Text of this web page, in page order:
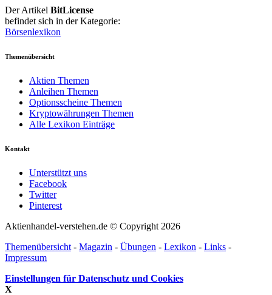
Der Artikel BitLicense
befindet sich in der Kategorie:
Börsenlexikon
Themenübersicht
Aktien Themen
Anleihen Themen
Optionsscheine Themen
Kryptowährungen Themen
Alle Lexikon Einträge
Kontakt
Unterstützt uns
Facebook
Twitter
Pinterest
Aktienhandel-verstehen.de © Copyright 2026
Themenübersicht - Magazin - Übungen - Lexikon - Links -
Impressum
Einstellungen für Datenschutz und Cookies
X